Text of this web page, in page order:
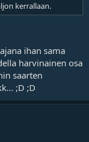
kerrallaan.
ihan sama
harvinainen osa
saarten
;D ;D